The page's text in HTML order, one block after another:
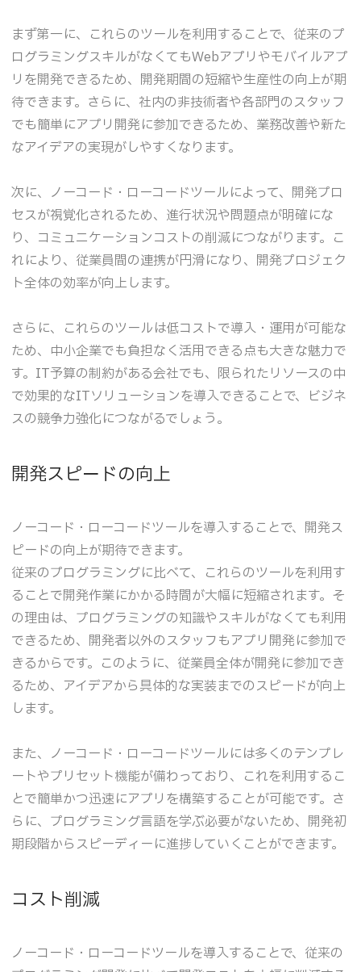
まず第一に、これらのツールを利用することで、従来のプ
ログラミングスキルがなくてもWebアプリやモバイルアプ
リを開発できるため、開発期間の短縮や生産性の向上が期
待できます。さらに、社内の非技術者や各部門のスタッフ
でも簡単にアプリ開発に参加できるため、業務改善や新た
なアイデアの実現がしやすくなります。
次に、ノーコード・ローコードツールによって、開発プロ
セスが視覚化されるため、進行状況や問題点が明確にな
り、コミュニケーションコストの削減につながります。こ
れにより、従業員間の連携が円滑になり、開発プロジェク
ト全体の効率が向上します。
さらに、これらのツールは低コストで導入・運用が可能な
ため、中小企業でも負担なく活用できる点も大きな魅力で
す。IT予算の制約がある会社でも、限られたリソースの中
で効果的なITソリューションを導入できることで、ビジネ
スの競争力強化につながるでしょう。
開発スピードの向上
ノーコード・ローコードツールを導入することで、開発ス
ピードの向上が期待できます。
従来のプログラミングに比べて、これらのツールを利用す
ることで開発作業にかかる時間が大幅に短縮されます。そ
の理由は、プログラミングの知識やスキルがなくても利用
できるため、開発者以外のスタッフもアプリ開発に参加で
きるからです。このように、従業員全体が開発に参加でき
るため、アイデアから具体的な実装までのスピードが向上
します。
また、ノーコード・ローコードツールには多くのテンプレ
ートやプリセット機能が備わっており、これを利用するこ
とで簡単かつ迅速にアプリを構築することが可能です。さ
らに、プログラミング言語を学ぶ必要がないため、開発初
期段階からスピーディーに進捗していくことができます。
コスト削減
ノーコード・ローコードツールを導入することで、従来の